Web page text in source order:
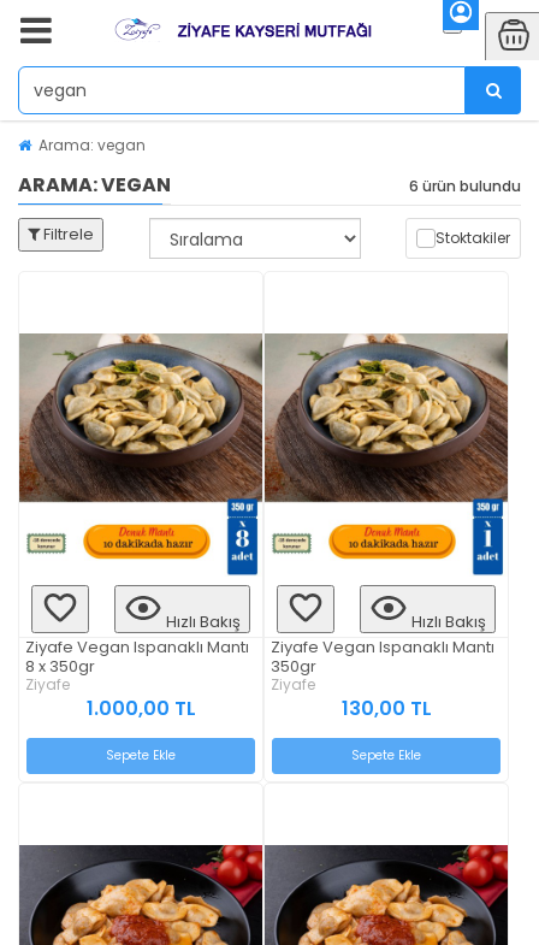
Arama: vegan
ARAMA: VEGAN 6 ürün bulundu
Filtrele Stoktakiler
Hızlı Bakış
Ziyafe Vegan Ispanaklı Mantı
8 x 350gr
Ziyafe
1.000,00 TL
Sepete Ekle
Hızlı Bakış
Ziyafe Vegan Ispanaklı Mantı
350gr
Ziyafe
130,00 TL
Sepete Ekle